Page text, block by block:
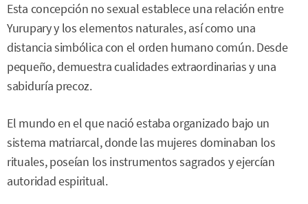
Esta concepción no sexual establece una relación entre
Yurupary y los elementos naturales, así como una
distancia simbólica con el orden humano común. Desde
pequeño, demuestra cualidades extraordinarias y una
sabiduría precoz.
El mundo en el que nació estaba organizado bajo un
sistema matriarcal, donde las mujeres dominaban los
rituales, poseían los instrumentos sagrados y ejercían
autoridad espiritual.